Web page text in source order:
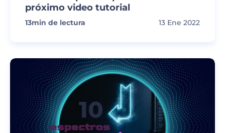
próximo video tutorial
13min de lectura 13 Ene 2022